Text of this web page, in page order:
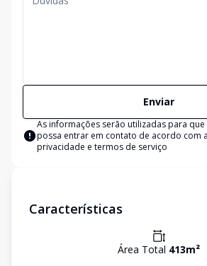
Enviar
As informações serão utilizadas para
possa entrar em contato de acordo com a
privacidade e termos de serviço
Características
Área Total 413m²